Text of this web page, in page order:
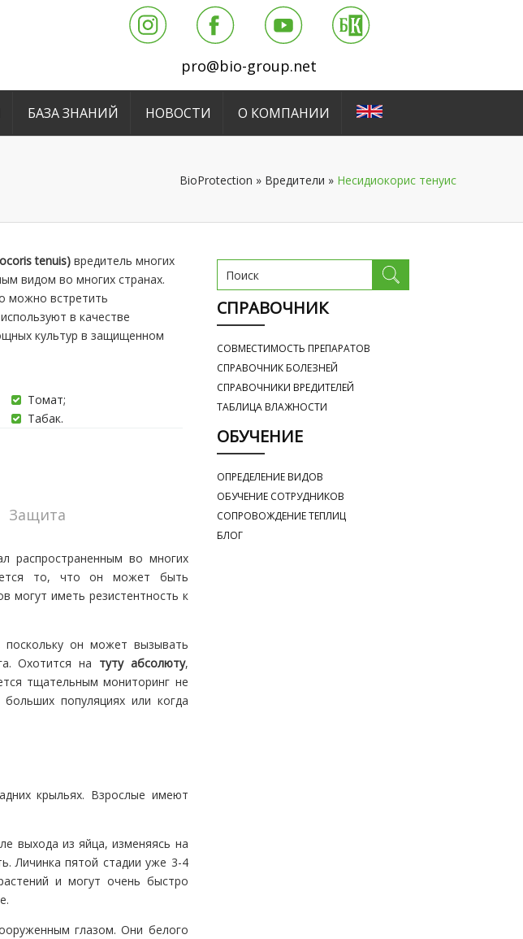
pro@bio-group.net
БАЗА ЗНАНИЙ НОВОСТИ О КОМПАНИИ
BioProtection » Вредители » Несидиокорис тенуис
tenuis) вредитель многих
видом во многих странах.
можно встретить
в качестве
культур в защищенном
Томат;
Табак.
Защита
распространенным во многих
то, что он может быть
могут иметь резистентность к
поскольку он может вызывать
Охотится на туту абсолюту,
тщательным мониторинг не
популяциях или когда
крыльях. Взрослые имеют
выхода из яйца, изменяясь на
Личинка пятой стадии уже 3-4
и могут очень быстро
глазом. Они белого
СПРАВОЧНИК
СОВМЕСТИМОСТЬ ПРЕПАРАТОВ
СПРАВОЧНИК БОЛЕЗНЕЙ
СПРАВОЧНИКИ ВРЕДИТЕЛЕЙ
ТАБЛИЦА ВЛАЖНОСТИ
ОБУЧЕНИЕ
ОПРЕДЕЛЕНИЕ ВИДОВ
ОБУЧЕНИЕ СОТРУДНИКОВ
СОПРОВОЖДЕНИЕ ТЕПЛИЦ
БЛОГ